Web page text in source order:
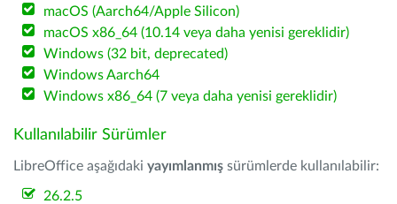
macOS (Aarch64/Apple Silicon)
macOS x86_64 (10.14 veya daha yenisi gereklidir)
Windows (32 bit, deprecated)
Windows Aarch64
Windows x86_64 (7 veya daha yenisi gereklidir)
Kullanılabilir Sürümler
LibreOffice aşağıdaki yayımlanmış sürümlerde kullanılabilir:
26.2.5